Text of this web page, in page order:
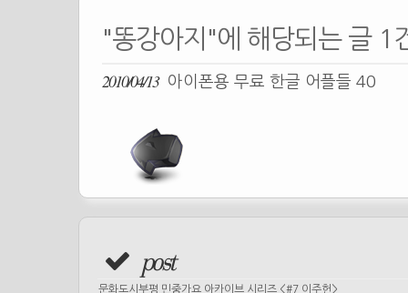
"똥강아지"에 해당되는 글 1
2010/04/13 아이폰용 무료 한글 어플들 40
post
문화도시부평 민중가요 아카이브 시리즈 <#7 이주헌>